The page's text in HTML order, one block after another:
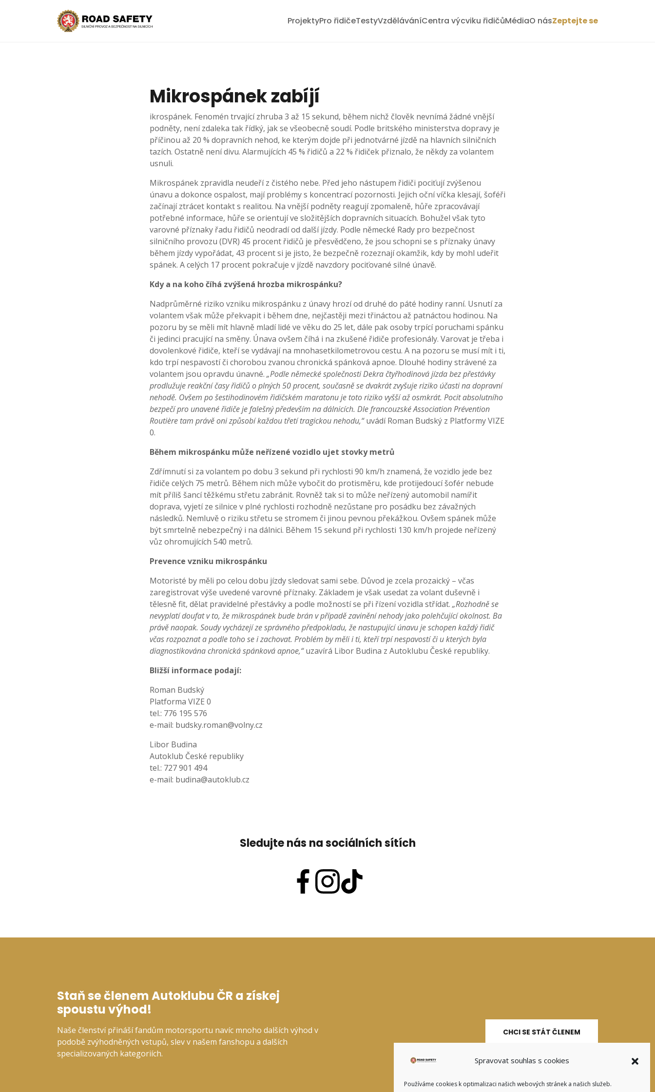
Spravovat souhlas s cookies
Používáme cookies k optimalizaci našich webových stránek a našich služeb.
ProjektyPro řidičeTestyVzděláváníCentra výcviku řidičůMédiaO násZeptejte se
Mikrospánek zabíjí
ikrospánek. Fenomén trvající zhruba 3 až 15 sekund, během nichž člověk nevnímá žádné vnější
podněty, není zdaleka tak řídký, jak se všeobecně soudí. Podle britského ministerstva dopravy je
příčinou až 20 % dopravních nehod, ke kterým dojde při jednotvárné jízdě na hlavních silničních
tazích. Ostatně není divu. Alarmujících 45 % řidičů a 22 % řidiček přiznalo, že někdy za volantem
usnuli.
Mikrospánek zpravidla neudeří z čistého nebe. Před jeho nástupem řidiči pociťují zvýšenou
únavu a dokonce ospalost, mají problémy s koncentrací pozornosti. Jejich oční víčka klesají, šoféři
začínají ztrácet kontakt s realitou. Na vnější podněty reagují zpomaleně, hůře zpracovávají
potřebné informace, hůře se orientují ve složitějších dopravních situacích. Bohužel však tyto
varovné příznaky řadu řidičů neodradí od další jízdy. Podle německé Rady pro bezpečnost
silničního provozu (DVR) 45 procent řidičů je přesvědčeno, že jsou schopni se s příznaky únavy
během jízdy vypořádat, 43 procent si je jisto, že bezpečně rozeznají okamžik, kdy by mohl udeřit
spánek. A celých 17 procent pokračuje v jízdě navzdory pociťované silné únavě.
Kdy a na koho číhá zvýšená hrozba mikrospánku?
Nadprůměrné riziko vzniku mikrospánku z únavy hrozí od druhé do páté hodiny ranní. Usnutí za
volantem však může překvapit i během dne, nejčastěji mezi třináctou až patnáctou hodinou. Na
pozoru by se měli mít hlavně mladí lidé ve věku do 25 let, dále pak osoby trpící poruchami spánku
či jedinci pracující na směny. Únava ovšem číhá i na zkušené řidiče profesionály. Varovat je třeba i
dovolenkové řidiče, kteří se vydávají na mnohasetkilometrovou cestu. A na pozoru se musí mít i ti,
kdo trpí nespavostí či chorobou zvanou chronická spánková apnoe. Dlouhé hodiny strávené za
volantem jsou opravdu únavné. „Podle německé společnosti Dekra čtyřhodinová jízda bez přestávky
prodlužuje reakční časy řidičů o plných 50 procent, současně se dvakrát zvyšuje riziko účasti na dopravní
nehodě. Ovšem po šestihodinovém řidičském maratonu je toto riziko vyšší až osmkrát. Pocit absolutního
bezpečí pro unavené řidiče je falešný především na dálnicích. Dle francouzské Association Prévention
Routière tam právě oni způsobí každou třetí tragickou nehodu,“uvádí Roman Budský z Platformy VIZE
0.
Během mikrospánku může neřízené vozidlo ujet stovky metrů
Zdřímnutí si za volantem po dobu 3 sekund při rychlosti 90 km/h znamená, že vozidlo jede bez
řidiče celých 75 metrů. Během nich může vybočit do protisměru, kde protijedoucí šofér nebude
mít příliš šancí těžkému střetu zabránit. Rovněž tak si to může neřízený automobil namířit
doprava, vyjetí ze silnice v plné rychlosti rozhodně nezůstane pro posádku bez závažných
následků. Nemluvě o riziku střetu se stromem či jinou pevnou překážkou. Ovšem spánek může
být smrtelně nebezpečný i na dálnici. Během 15 sekund při rychlosti 130 km/h projede neřízený
vůz ohromujících 540 metrů.
Prevence vzniku mikrospánku
Motoristé by měli po celou dobu jízdy sledovat sami sebe. Důvod je zcela prozaický – včas
zaregistrovat výše uvedené varovné příznaky. Základem je však usedat za volant duševně i
tělesně fit, dělat pravidelné přestávky a podle možností se při řízení vozidla střídat. „Rozhodně se
nevyplatí doufat v to, že mikrospánek bude brán v případě zavinění nehody jako polehčující okolnost. Ba
právě naopak. Soudy vycházejí ze správného předpokladu, že nastupující únavu je schopen každý řidič
včas rozpoznat a podle toho se i zachovat. Problém by měli i ti, kteří trpí nespavostí či u kterých byla
diagnostikována chronická spánková apnoe,“uzavírá Libor Budina z Autoklubu České republiky.
Bližší informace podají:
Roman Budský
Platforma VIZE 0
tel.: 776 195 576
e-mail: budsky.roman@volny.cz
Libor Budina
Autoklub České republiky
tel.: 727 901 494
e-mail: budina@autoklub.cz
Sledujte nás na sociálních sítích
Staň se členem Autoklubu ČR a získej
spoustu výhod!
Naše členství přináší fandům motorsportu navíc mnoho dalších výhod v
podobě zvýhodněných vstupů, slev v našem fanshopu a dalších
specializovaných kategoriích.
CHCI SE STÁT ČLENEM